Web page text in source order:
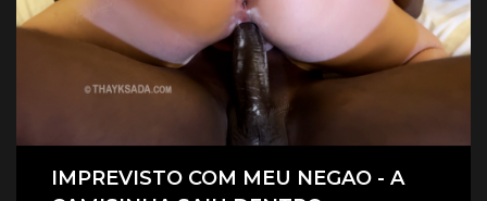
IMPREVISTO COM MEU NEGAO - A